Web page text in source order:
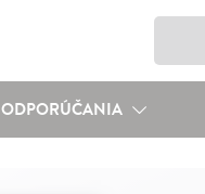
ODPORÚČANIA